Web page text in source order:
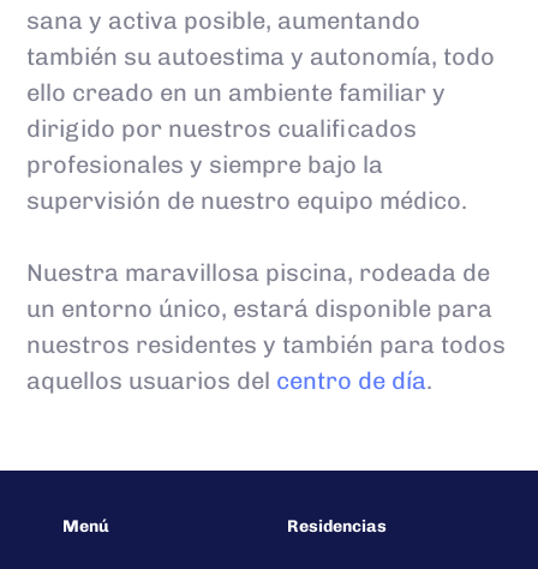
sana y activa posible, aumentando
también su autoestima y autonomía, todo
ello creado en un ambiente familiar y
dirigido por nuestros cualificados
profesionales y siempre bajo la
supervisión de nuestro equipo médico.
Nuestra maravillosa piscina, rodeada de
un entorno único, estará disponible para
nuestros residentes y también para todos
aquellos usuarios del centro de día.
Menú Residencias